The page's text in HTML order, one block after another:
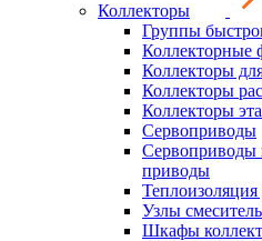
Коллекторы
Группы
Коллекторные
Коллекторы
Коллекторы
Коллекторы
Сервоприводы
Сервоприводы
приводы
Теплоизоляция
Узлы
Шкафы